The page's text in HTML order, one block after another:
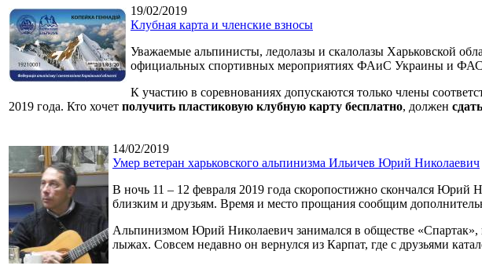
19/02/2019
Клубная карта и членские взносы
Уважаемые альпинисты, ледолазы и скалолазы Харьковской
официальных спортивных мероприятиях ФАиС Украины и ФАС
К участию в соревнованиях допускаются только члены
2019 года. Кто хочет получить пластиковую клубную карту бесплатно, должен
14/02/2019
Умер ветеран харьковского альпинизма Ильичев Юрий Николаевич
В ночь 11 – 12 февраля 2019 года скоропостижно скончался Юрий
близким и друзьям. Время и место прощания сообщим
Альпинизмом Юрий Николаевич занимался в обществе
лыжах. Совсем недавно он вернулся из Карпат, где с друзьями